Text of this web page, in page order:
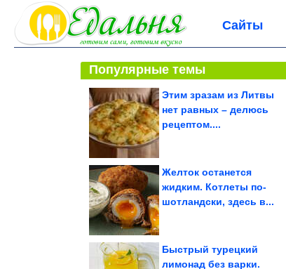
Сайты
Популярные темы
Этим зразам из Литвы
нет равных – делюсь
рецептом....
Желток останется
жидким. Котлеты по-
шотландски, здесь в...
Быстрый турецкий
лимонад без варки.